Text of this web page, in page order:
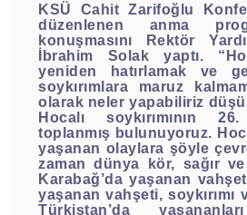
KSÜ Cahit Zarifoğlu
düzenlenen anma
konuşmasını Rektör
İbrahim Solak yaptı.
yeniden hatırlamak ve
soykırımlara maruz
olarak neler yapabiliriz
Hocalı soykırımının
toplanmış bulunuyoruz.
yaşanan olaylara şöyle
zaman dünya kör, sağır
Karabağ’da yaşanan
yaşanan vahşeti, soykırımı
Türkistan’da